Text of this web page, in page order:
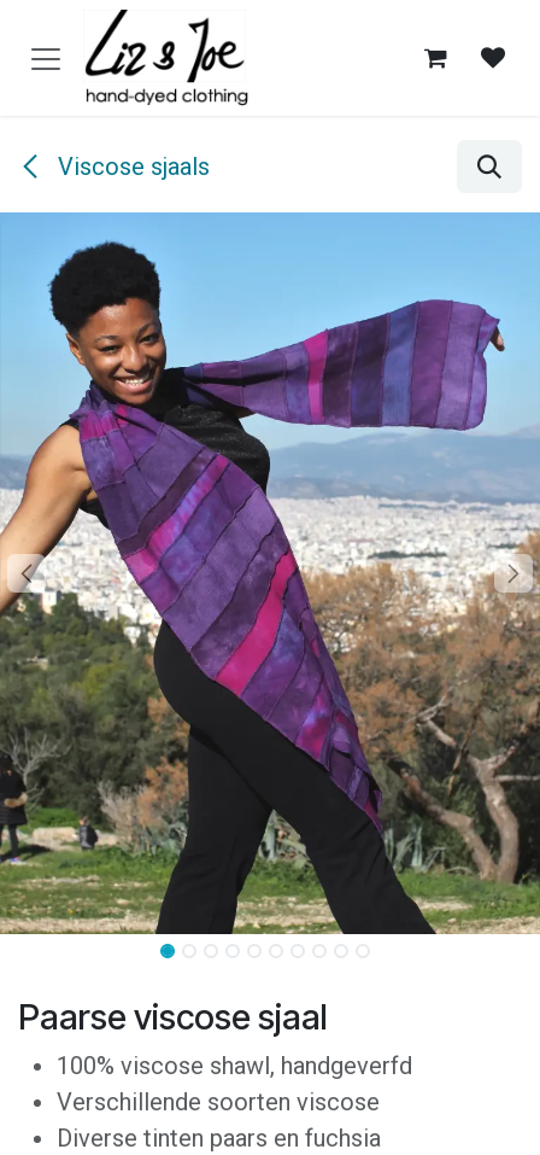
Overslaan naar inhoud
Viscose sjaals
Paarse viscose sjaal
100% viscose shawl, handgeverfd
Verschillende soorten viscose
Diverse tinten paars en fuchsia